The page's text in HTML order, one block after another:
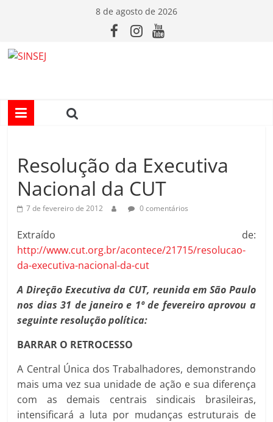
conteúdo
8 de agosto de 2026
I
S
E
Resolução da Executiva
Nacional da CUT
7 de fevereiro de 2012 0 comentários
Extraído de:
http://www.cut.org.br/acontece/21715/resolucao-
da-executiva-nacional-da-cut
A Direção Executiva da CUT, reunida em São Paulo
nos dias 31 de janeiro e 1º de fevereiro aprovou a
seguinte resolução política:
BARRAR O RETROCESSO
A Central Única dos Trabalhadores, demonstrando
mais uma vez sua unidade de ação e sua diferença
com as demais centrais sindicais brasileiras,
intensificará a luta por mudanças estruturais de